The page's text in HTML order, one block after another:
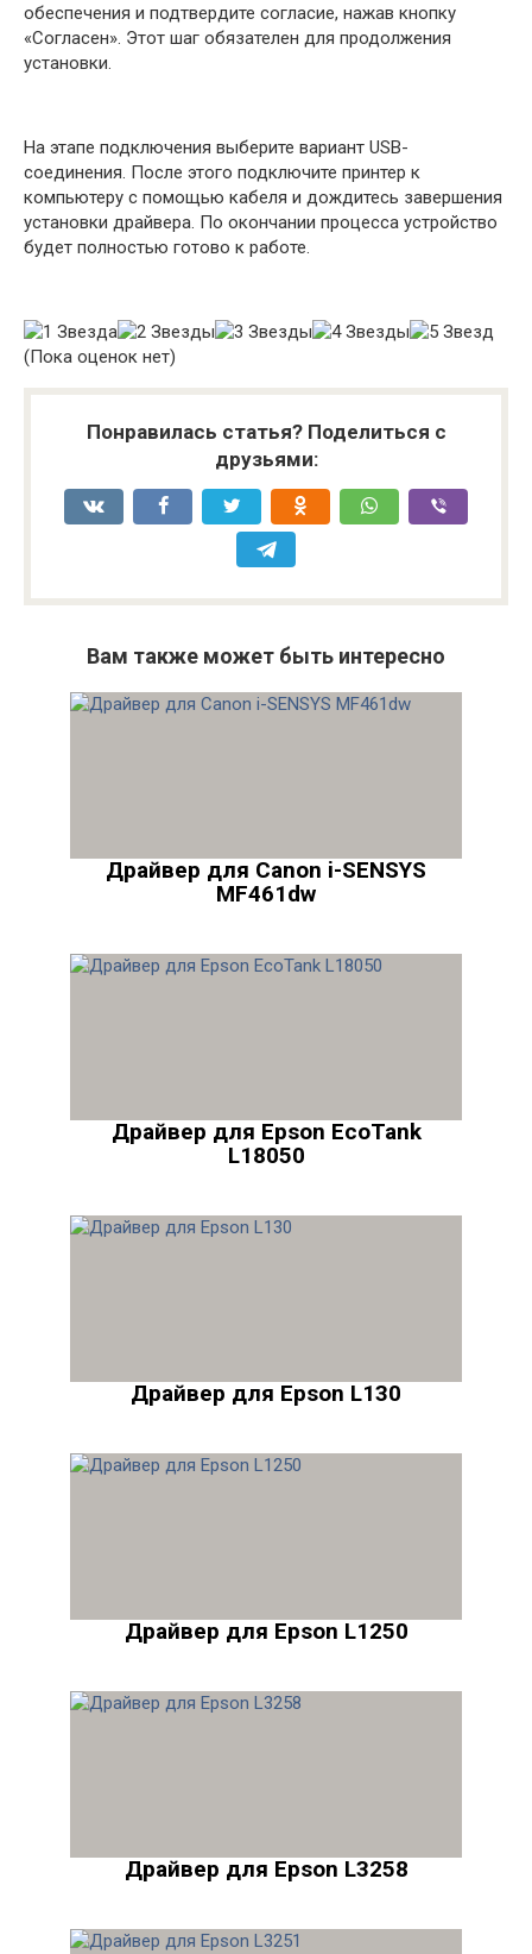
обеспечения и подтвердите согласие, нажав кнопку
«Согласен». Этот шаг обязателен для продолжения
установки.
На этапе подключения выберите вариант USB-
соединения. После этого подключите принтер к
компьютеру с помощью кабеля и дождитесь завершения
установки драйвера. По окончании процесса устройство
будет полностью готово к работе.
(Пока оценок нет)
Понравилась статья? Поделиться с
друзьями:
Вам также может быть интересно
Драйвер для Canon i-SENSYS
MF461dw
Драйвер для Epson EcoTank
L18050
Драйвер для Epson L130
Драйвер для Epson L1250
Драйвер для Epson L3258